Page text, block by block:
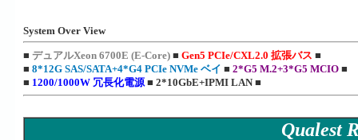
System Over View
■デュアルXeon 6700E (E-Core) ■Gen5 PCIe/CXL2.0 拡張バス ■
■8*12G SAS/SATA+4*G4 PCIe NVMe ベイ ■ 2*G5 M.2+3*G5 MCIO ■
■ 1200/1000W 冗長化電源■ 2*10GbE+IPMI LAN ■
Qualest